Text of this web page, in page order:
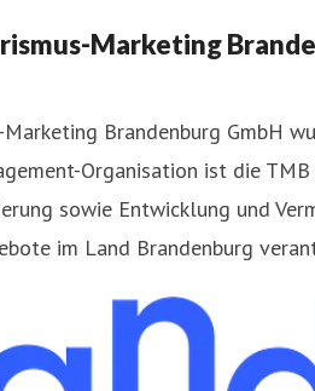
matthias.schaefer@reiseland-
Marketing
Marketing Brandenburg GmbH
Organisation ist die
sowie Entwicklung und
im Land Brandenburg